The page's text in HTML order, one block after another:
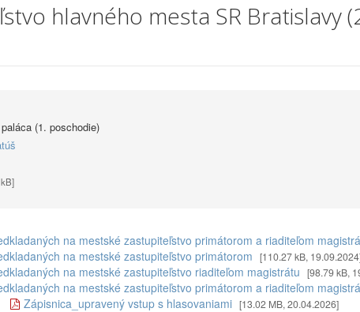
hlavného mesta SR Bratislavy
(1. poschodie)
na mestské zastupiteľstvo primátorom a riaditeľom
na mestské zastupiteľstvo primátorom [110.27 kB,
na mestské zastupiteľstvo riaditeľom magistrátu [98.79 kB,
na mestské zastupiteľstvo primátorom a riaditeľom
Zápisnica_upravený vstup s hlasovaniami [13.02 MB, 20.04.2026]